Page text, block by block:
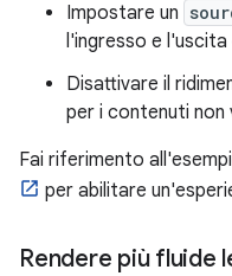
Impostare un
l'ingresso e l'uscita
Disattivare il
per i contenuti non
Fai riferimento
per abilitare
Rendere più fluide